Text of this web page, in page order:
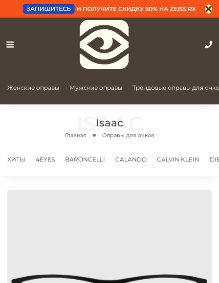
Женские оправы Мужские оправы Трендовые оправы для
Isaac
Главная Оправы для очков
ХИТЫ 4EYES BARONCELLI CALANDO CALVIN KLEIN